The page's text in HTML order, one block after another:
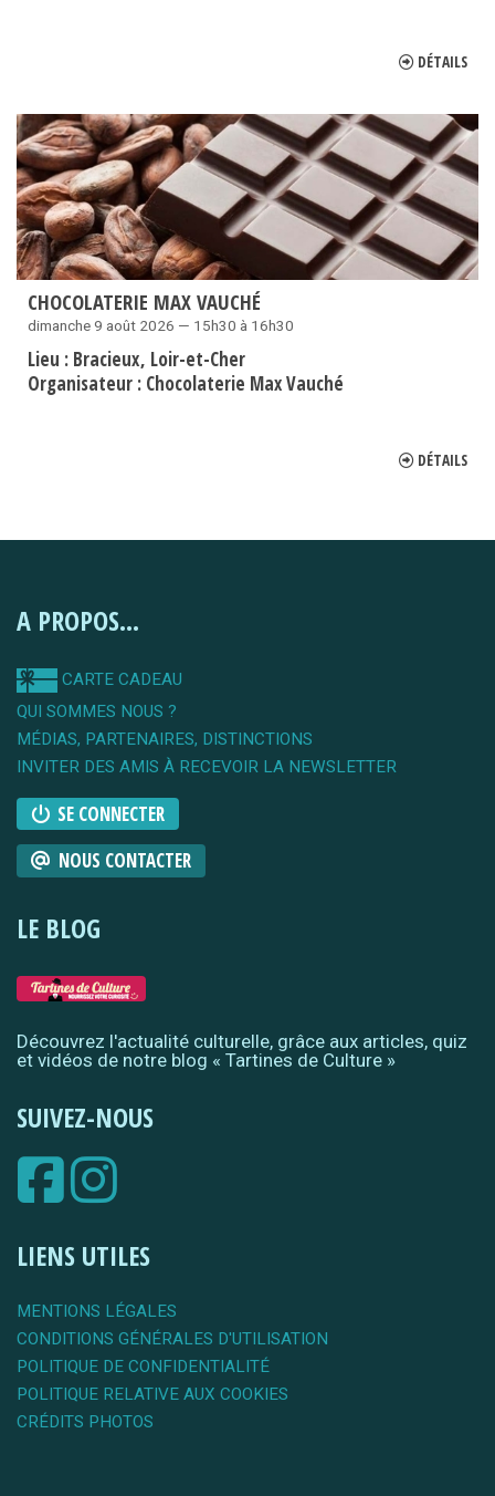
DÉTAILS
CHOCOLATERIE MAX VAUCHÉ
dimanche 9 août 2026 — 15h30 à 16h30
Lieu : Bracieux Loir-et-Cher
Organisateur : Chocolaterie Max Vauché
DÉTAILS
A PROPOS...
CARTE CADEAU
QUI SOMMES NOUS ?
MÉDIAS, PARTENAIRES, DISTINCTIONS
INVITER DES AMIS À RECEVOIR LA NEWSLETTER
SE CONNECTER
NOUS CONTACTER
LE BLOG
Découvrez l'actualité culturelle, grâce aux articles, quiz
et vidéos de notre blog « Tartines de Culture »
SUIVEZ-NOUS
LIENS UTILES
MENTIONS LÉGALES
CONDITIONS GÉNÉRALES D'UTILISATION
POLITIQUE DE CONFIDENTIALITÉ
POLITIQUE RELATIVE AUX COOKIES
CRÉDITS PHOTOS